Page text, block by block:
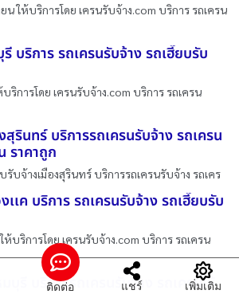
น ให้บริการโดย เครนรับจ้าง.com บริการ รถเครน
บริการ รถเครนรับจ้าง รถเฮี๊ยบรับ
ริการโดย เครนรับจ้าง.com บริการ รถเครน
สุรินทร์ บริการรถเครนรับจ้าง รถเครน
ราคาถูก
รับจ้างเมืองสุรินทร์ บริการรถเครนรับจ้าง รถเคร
เค บริการ รถเครนรับจ้าง รถเฮี๊ยบรับ
ห้บริการโดย เครนรับจ้าง.com บริการ รถเครน
บุรี บริการรถเครนรับจ้าง รถเครนให้
ติดต่อ แชร์ เพิ่มเติม